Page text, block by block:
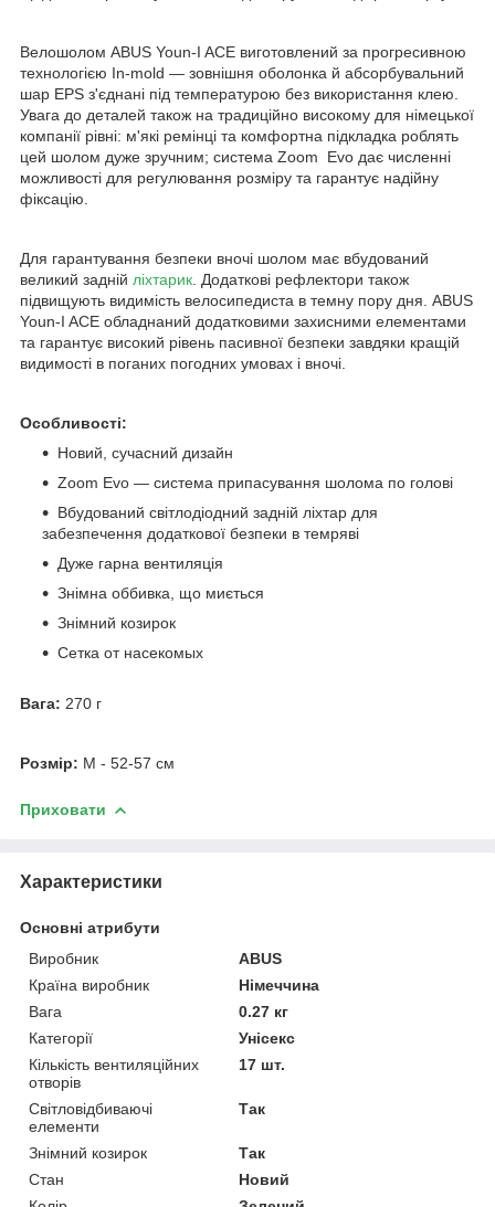
Велошолом ABUS Youn-I ACE виготовлений за прогресивною
технологією In-mold — зовнішня оболонка й абсорбувальний
шар EPS з'єднані під температурою без використання клею.
Увага до деталей також на традиційно високому для німецької
компанії рівні: м'які ремінці та комфортна підкладка роблять
цей шолом дуже зручним; система Zoom Evo дає численні
можливості для регулювання розміру та гарантує надійну
фіксацію.
Для гарантування безпеки вночі шолом має вбудований
великий задній ліхтарик . Додаткові рефлектори також
підвищують видимість велосипедиста в темну пору дня. ABUS
Youn-I ACE обладнаний додатковими захисними елементами
та гарантує високий рівень пасивної безпеки завдяки кращій
видимості в поганих погодних умовах і вночі.
Особливості:
Новий, сучасний дизайн
Zoom Evo — система припасування шолома по голові
Вбудований світлодіодний задній ліхтар для
забезпечення додаткової безпеки в темряві
Дуже гарна вентиляція
Знімна оббивка, що миється
Знімний козирок
Сетка от насекомых
Вага: 270 г
Розмір: M - 52-57 см
Приховати
Характеристики
Основні атрибути
Виробник
ABUS
Країна виробник
Німеччина
Вага
0.27 кг
Категорії
Унісекс
Кількість вентиляційних
отворів
17 шт.
Світловідбиваючі
елементи
Так
Знімний козирок
Так
Стан
Новий